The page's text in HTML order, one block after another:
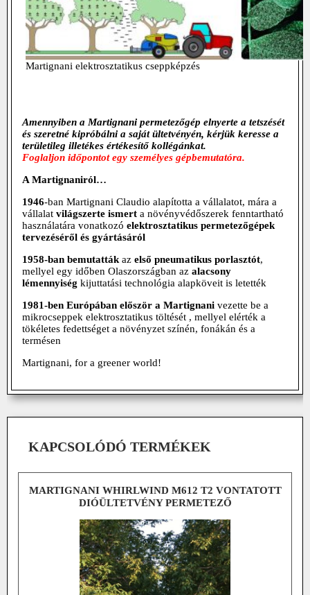
Martignani elektrosztatikus cseppképzés
Amennyiben a Martignani permetezőgép elnyerte a tetszését
és szeretné kipróbálni a saját ültetvényén, kérjük keresse a
területileg illetékes értékesítő kollégánkat.
Foglaljon időpontot egy személyes gépbemutatóra.
A Martignaniról…
1946-ban Martignani Claudio alapította a vállalatot, mára a
vállalat világszerte ismert a növényvédőszerek fenntartható
használatára vonatkozó elektrosztatikus permetezőgépek
tervezéséről és gyártásáról
1958-ban bemutatták az első pneumatikus porlasztót,
mellyel egy időben Olaszországban az alacsony
lémennyiség kijuttatási technológia alapköveit is letették
1981-ben Európában először a Martignani vezette be a
mikrocseppek elektrosztatikus töltését , mellyel elérték a
tökéletes fedettséget a növényzet színén, fonákán és a
termésen
Martignani, for a greener world!
KAPCSOLÓDÓ TERMÉKEK
MARTIGNANI WHIRLWIND M612 T2 VONTATOTT
DIÓÜLTETVÉNY PERMETEZŐ